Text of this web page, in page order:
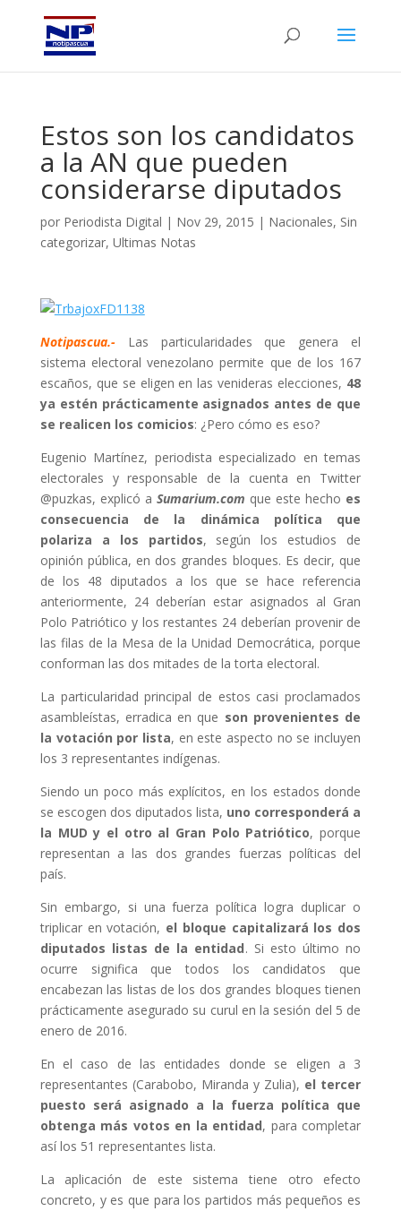
Estos son los candidatos
a la AN que pueden
considerarse diputados
por Periodista Digital | Nov 29, 2015 | Nacionales, Sin
categorizar, Ultimas Notas
Notipascua.-
Las particularidades que genera el
sistema electoral venezolano permite que de los 167
escaños, que se eligen en las venideras elecciones, 48
ya estén prácticamente asignados antes de que
se realicen los comicios: ¿Pero cómo es eso?
Eugenio Martínez, periodista especializado en temas
electorales y responsable de la cuenta en Twitter
@puzkas, explicó a Sumarium.com que este hecho es
consecuencia de la dinámica política que
polariza a los partidos, según los estudios de
opinión pública, en dos grandes bloques. Es decir, que
de los 48 diputados a los que se hace referencia
anteriormente, 24 deberían estar asignados al Gran
Polo Patriótico y los restantes 24 deberían provenir de
las filas de la Mesa de la Unidad Democrática, porque
conforman las dos mitades de la torta electoral.
La particularidad principal de estos casi proclamados
asambleístas, erradica en que son provenientes de
la votación por lista, en este aspecto no se incluyen
los 3 representantes indígenas.
Siendo un poco más explícitos, en los estados donde
se escogen dos diputados lista, uno corresponderá a
la MUD y el otro al Gran Polo Patriótico, porque
representan a las dos grandes fuerzas políticas del
país.
Sin embargo, si una fuerza política logra duplicar o
triplicar en votación, el bloque capitalizará los dos
diputados listas de la entidad. Si esto último no
ocurre significa que todos los candidatos que
encabezan las listas de los dos grandes bloques tienen
prácticamente asegurado su curul en la sesión del 5 de
enero de 2016.
En el caso de las entidades donde se eligen a 3
representantes (Carabobo, Miranda y Zulia), el tercer
puesto será asignado a la fuerza política que
obtenga más votos en la entidad, para completar
así los 51 representantes lista.
La aplicación de este sistema tiene otro efecto
concreto, y es que para los partidos más pequeños es